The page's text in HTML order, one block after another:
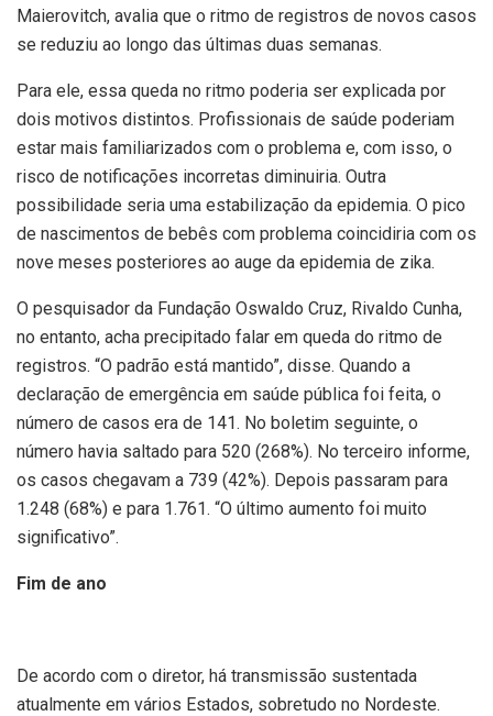
Maierovitch, avalia que o ritmo de registros de novos casos
se reduziu ao longo das últimas duas semanas.
Para ele, essa queda no ritmo poderia ser explicada por
dois motivos distintos. Profissionais de saúde poderiam
estar mais familiarizados com o problema e, com isso, o
risco de notificações incorretas diminuiria. Outra
possibilidade seria uma estabilização da epidemia. O pico
de nascimentos de bebês com problema coincidiria com os
nove meses posteriores ao auge da epidemia de zika.
O pesquisador da Fundação Oswaldo Cruz, Rivaldo Cunha,
no entanto, acha precipitado falar em queda do ritmo de
registros. “O padrão está mantido”, disse. Quando a
declaração de emergência em saúde pública foi feita, o
número de casos era de 141. No boletim seguinte, o
número havia saltado para 520 (268%). No terceiro informe,
os casos chegavam a 739 (42%). Depois passaram para
1.248 (68%) e para 1.761. “O último aumento foi muito
significativo”.
Fim de ano
De acordo com o diretor, há transmissão sustentada
atualmente em vários Estados, sobretudo no Nordeste.